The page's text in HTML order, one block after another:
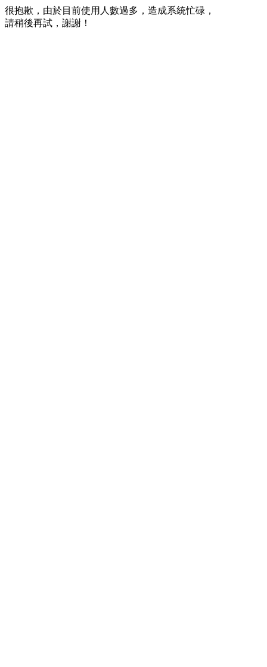
很抱歉，由於目前使用人數過多，造成系統忙碌，
請稍後再試，謝謝！